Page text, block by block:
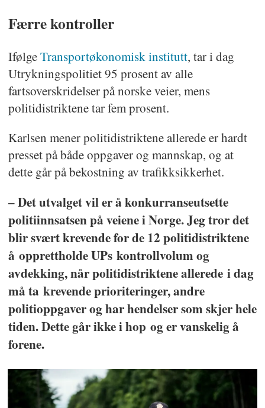
Færre kontroller
IfølgeTransportøkonomisk institutt, tar i dag
Utrykningspolitiet 95 prosent av alle
fartsoverskridelser på norske veier, mens
politidistriktene tar fem prosent.
Karlsen mener politidistriktene allerede er hardt
presset på både oppgaver og mannskap, og at
dette går på bekostning av trafikksikkerhet.
– Det utvalget vil er å konkurranseutsette
politiinnsatsen på veiene i Norge.Jeg tror det
blir svært krevende for de 12 politidistriktene
å opprettholde UPs kontrollvolum og
avdekking, når politidistriktene allerede i dag
må ta krevende prioriteringer, andre
politioppgaver og har hendelser som skjer hele
tiden. Dette går ikke i hop og er vanskelig å
forene.